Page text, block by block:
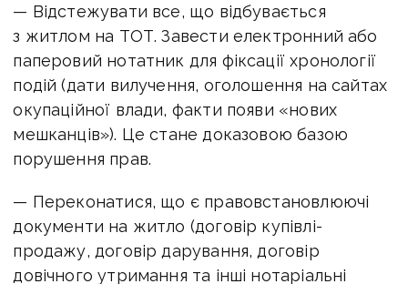
— Відстежувати все, що відбувається
з житлом на ТОТ. Завести електронний або
паперовий нотатник для фіксації хронології
подій (дати вилучення, оголошення на сайтах
окупаційної влади, факти появи «нових
мешканців»). Це стане доказовою базою
порушення прав.
— Переконатися, що є правовстановлюючі
документи на житло (договір купівлі-
продажу, договір дарування, договір
довічного утримання та інші нотаріальні